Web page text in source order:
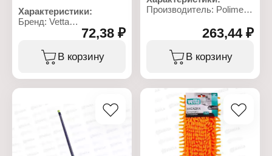
Характеристики:
Бренд: Vetta
Артикул: 444-369
Тип товара: Насадка для
швабры
Назначение: для мытья
Цвет: в ассортименте
Крепление: на липучке
Вес насадки: 50 г
72,38 ₽
В корзину
Производитель: Polimer
Тип товара: Метла
Модель: "Бюджетная"
Форма: круглая
ряда
Количество колец: 3
Длина: около 140 см
Материал щетины:
полиппропилен
Материал черенка:
263,44 ₽
В корзину